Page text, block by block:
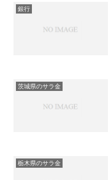
銀行
茨城県のサラ金
栃木県のサラ金